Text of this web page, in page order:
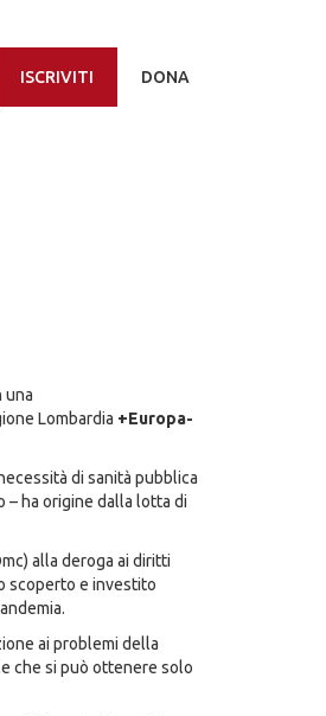
ISCRIVITI DONA
una
Lombardia +Europa-
di sanità pubblica
ha origine dalla lotta di
alla deroga ai diritti
scoperto e investito
ai problemi della
che si può ottenere solo